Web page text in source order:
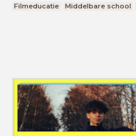
Filmeducatie Middelbare school